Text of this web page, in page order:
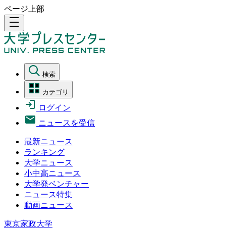
ページ上部
density_medium
検索
カテゴリ
ログイン
ニュースを受信
最新ニュース
ランキング
大学ニュース
小中高ニュース
大学発ベンチャー
ニュース特集
動画ニュース
東京家政大学